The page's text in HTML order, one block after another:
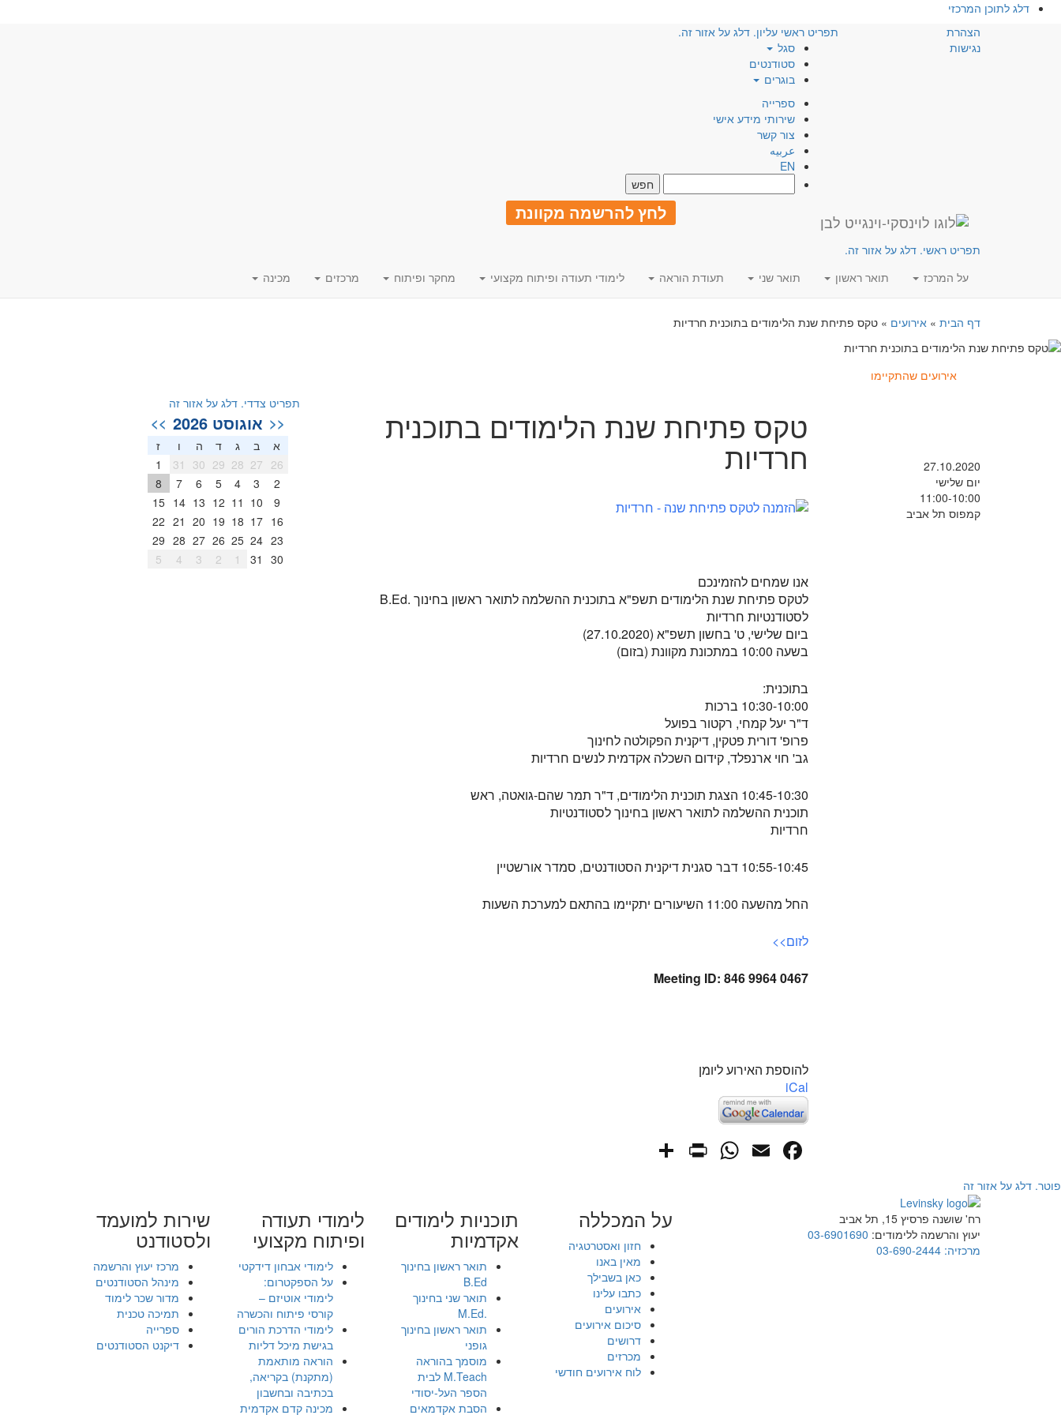
דלג לתוכן המרכזי
הצהרת
נגישות
תפריט ראשי עליון. דלג על אזור זה.
סגל
סטודנטים
בוגרים
ספרייה
שירותי מידע אישי
צור קשר
عربيه
EN
לחץ להרשמה מקוונת
תפריט ראשי. דלג על אזור זה.
על המרכז
תואר ראשון תואר שני תעודת הוראה לימודי תעודה ופיתוח מקצועי מחקר ופיתוח מרכזים מכינה
דף הבית » אירועים » טקס פתיחת שנת הלימודים בתוכנית חרדיות
אירועים שהתקיימו
27.10.2020
יום שלישי
11:00-10:00
קמפוס תל אביב
טקס פתיחת שנת הלימודים בתוכנית
חרדיות
אנו שמחים להזמינכם
לטקס פתיחת שנת הלימודים תשפ"א בתוכנית ההשלמה לתואר ראשון בחינוך .B.Ed
לסטודנטיות חרדיות
ביום שלישי, ט' בחשון תשפ"א (27.10.2020)
בשעה 10:00 במתכונת מקוונת (בזום)
בתוכנית:
10:30-10:00 ברכות
ד"ר יעל קמחי, רקטור בפועל
פרופ' דורית פטקין, דיקנית הפקולטה לחינוך
גב' חוי ארנפלד, קידום השכלה אקדמית לנשים חרדיות
10:45-10:30 הצגת תוכנית הלימודים, ד"ר תמר שהם-גואטה, ראש
תוכנית ההשלמה לתואר ראשון בחינוך לסטודנטיות
חרדיות
10:55-10:45 דבר סגנית דיקנית הסטודנטים, סמדר אורשטיין
החל מהשעה 11:00 השיעורים יתקיימו בהתאם למערכת השעות
לזום>>
Meeting ID: 846 9964 0467
להוספת האירוע ליומן
iCal
Facebook
Email
WhatsApp
PrintFriendly
תפריט צדדי. דלג על אזור זה
<< אוגוסט 2026 >>
א ב ג ד ה ו
ז
26
27
28
29
30
31
1
2
3
4
5
6
7
8
9
10
11
12
13
14
15
16
17
18
19
20
21
22
23
24
25
26
27
28
29
30
31
1
2
3
4
5
פוטר. דלג על אזור זה
רח' שושנה פרסיץ 15, תל אביב
יעוץ והרשמה ללימודים: 03-6901690
מרכזיה: 03-690-2444
על המכללה
חזון ואסטרטגיה
מאין באנו
כאן בשבילך
כתבו עלינו
אירועים
סיכום אירועים
דרושים
מכרזים
לוח אירועים חודשי
תוכניות לימודים
אקדמיות
תואר ראשון בחינוך
B.Ed
תואר שני בחינוך
.M.Ed
תואר ראשון בחינוך
גופני
מוסמך בהוראה
M.Teach לבית
הספר העל-יסודי
הסבת אקדמאים
לימודי תעודה
ופיתוח מקצועי
לימודי אבחון דידקטי
על הספקטרום:
לימודי אוטיזם –
קורסי פיתוח והכשרה
לימודי הדרכת הורים
בגישת מיכל דליות
הוראה מותאמת
(מתקנת) בקריאה,
בכתיבה ובחשבון
מכינה קדם אקדמית
שירות למועמד
ולסטודנט
מרכז יעוץ והרשמה
מינהל הסטודנטים
מדור שכר לימוד
תמיכה טכנית
ספרייה
דיקנט הסטודנטים